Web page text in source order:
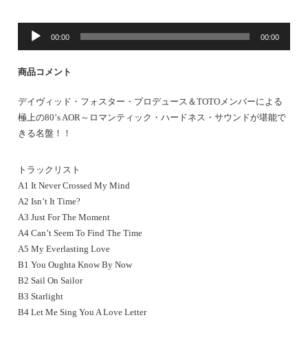
レ
ヤ
ー
00:00 00:00
商品コメント
デイヴィッド・フォスター・プロデュース＆TOTOメンバーによる
極上の80’s AOR～ロマンティック・ハードネス・サウンドが堪能で
きる名盤！！
トラックリスト
A1 It Never Crossed My Mind
A2 Isn’t It Time?
A3 Just For The Moment
A4 Can’t Seem To Find The Time
A5 My Everlasting Love
B1 You Oughta Know By Now
B2 Sail On Sailor
B3 Starlight
B4 Let Me Sing You A Love Letter